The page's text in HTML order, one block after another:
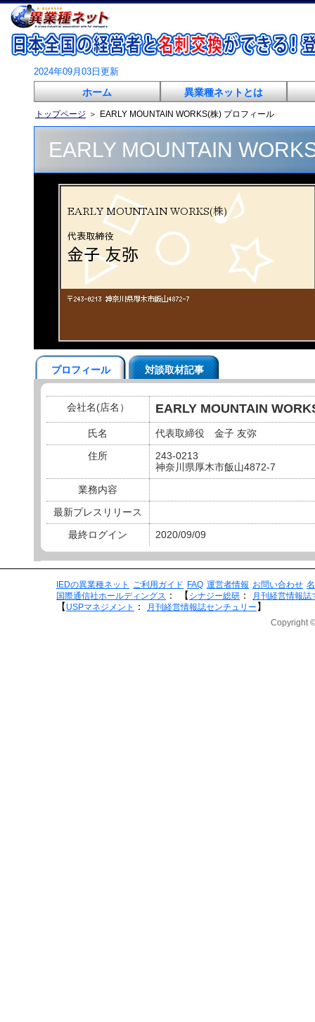
2024年09月03日更新
ホーム 異業種ネットとは
トップページ ＞ EARLY MOUNTAIN WORKS(株) プロフィール
EARLY MOUNTAIN
プロフィール 対談取材記事
会社名(店名） EARLY MOUNTAIN
氏名
代表取締役 金子 友弥
住所
243-0213
神奈川県厚木市飯山4872-7
業務内容
最新プレスリリース
最終ログイン
2020/09/09
IEDの異業種ネット ご利用ガイド FAQ 運営者情報 お問い合わせ
国際通信社ホールディングス ： 【 シナジー総研 ： 月刊経営情報誌
【 USPマネジメント ： 月刊経営情報誌センチュリー 】
Copyright